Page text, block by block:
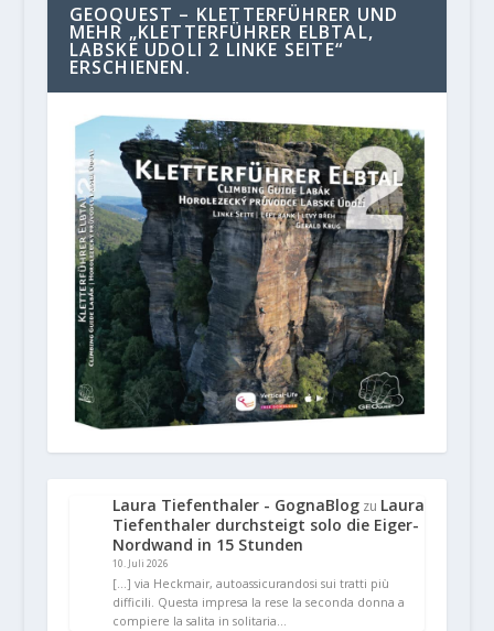
GEOQUEST – KLETTERFÜHRER UND
MEHR „KLETTERFÜHRER ELBTAL,
LABSKE UDOLI 2 LINKE SEITE“
ERSCHIENEN.
Laura Tiefenthaler - GognaBlogzu Laura
Tiefenthaler durchsteigt solo die Eiger-
Nordwand in 15 Stunden
10. Juli 2026
[…] via Heckmair, autoassicurandosi sui tratti più
difficili. Questa impresa la rese la seconda donna a
compiere la salita in solitaria…